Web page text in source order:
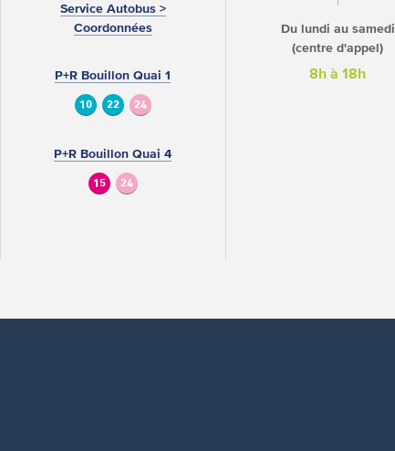
Service Autobus >
Coordonnées
P+R Bouillon Quai 1
10 22 24
P+R Bouillon Quai 4
15 24
Du lundi au samedi
(centre d'appel)
8h à 18h